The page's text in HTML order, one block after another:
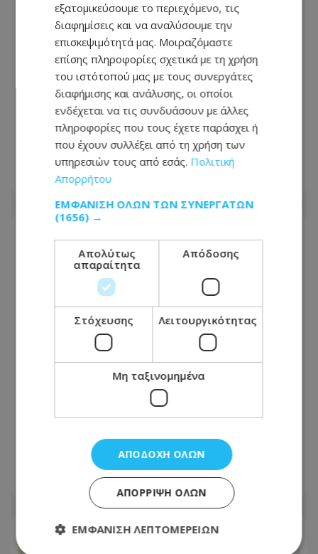
Πολιτικός «πόλεμος» για τους
ημικρατικούς – Το «ΔΗΣΑΚΕΛ» έφερε
βροχή ανακοινώσεων
09.08.2026 - 21:53
Νέος γύρος στην κόντρα ΔΗΣΥ –
Κυβέρνησης: «Μήπως θέλουν να τους
πούμε και μπράβο;»
09.08.2026 - 19:48
εξατομικεύσουμε το περιεχόμενο, τις
διαφημίσεις και να αναλύσουμε την
επισκεψιμότητά μας. Μοιραζόμαστε
επίσης πληροφορίες σχετικά με τη χρήση
του ιστότοπού μας με τους συνεργάτες
διαφήμισης και ανάλυσης, οι οποίοι
ενδέχεται να τις συνδυάσουν με άλλες
πληροφορίες που τους έχετε παράσχει ή
που έχουν συλλέξει από τη χρήση των
υπηρεσιών τους από εσάς. Πολιτική
Απορρήτου
ΕΜΦΆΝΙΣΗ ΌΛΩΝ ΤΩΝ ΣΥΝΕΡΓΑΤΏΝ
(1656) →
Απολύτως
απαραίτητα
Απόδοσης
Στόχευσης Λειτουργικότητας
Μη ταξινομημένα
ΑΠΟΔΟΧΉ ΌΛΩΝ
ΑΠΌΡΡΙΨΗ ΌΛΩΝ
ΕΜΦΆΝΙΣΗ ΛΕΠΤΟΜΕΡΕΙΏΝ